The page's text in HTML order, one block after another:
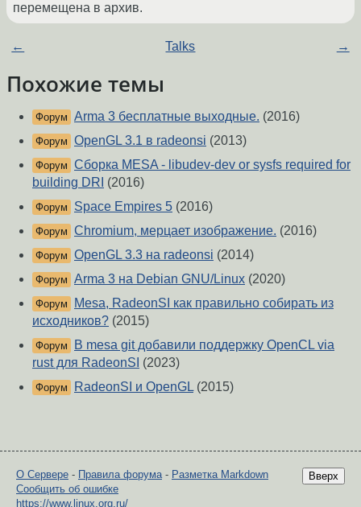
перемещена в архив.
← Talks →
Похожие темы
Форум Arma 3 бесплатные выходные. (2016)
Форум OpenGL 3.1 в radeonsi (2013)
Форум Сборка MESA - libudev-dev or sysfs required for
building DRI (2016)
Форум Space Empires 5 (2016)
Форум Chromium, мерцает изображение. (2016)
Форум OpenGL 3.3 на radeonsi (2014)
Форум Arma 3 на Debian GNU/Linux (2020)
Форум
Mesa, RadeonSI как правильно собирать из
исходников? (2015)
Форум
В mesa git добавили поддержку OpenCL via
rust для RadeonSI (2023)
Форум RadeonSI и OpenGL (2015)
Вверх
О Сервере - Правила форума- Разметка Markdown
Сообщить об ошибке
https://www.linux.org.ru/